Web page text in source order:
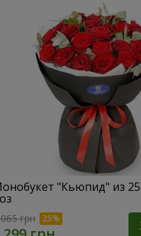
"Кьюпид" из
грн